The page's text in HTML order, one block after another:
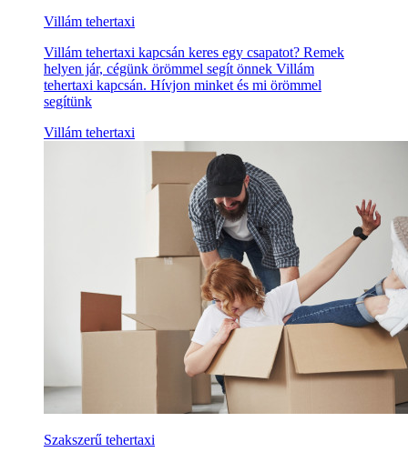
Villám tehertaxi
Villám tehertaxi kapcsán keres egy csapatot? Remek
helyen jár, cégünk örömmel segít önnek Villám
tehertaxi kapcsán. Hívjon minket és mi örömmel
segítünk
Villám tehertaxi
Szakszerű tehertaxi